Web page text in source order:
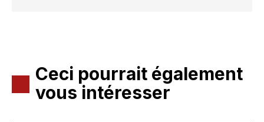
Ceci pourrait également
vous intéresser